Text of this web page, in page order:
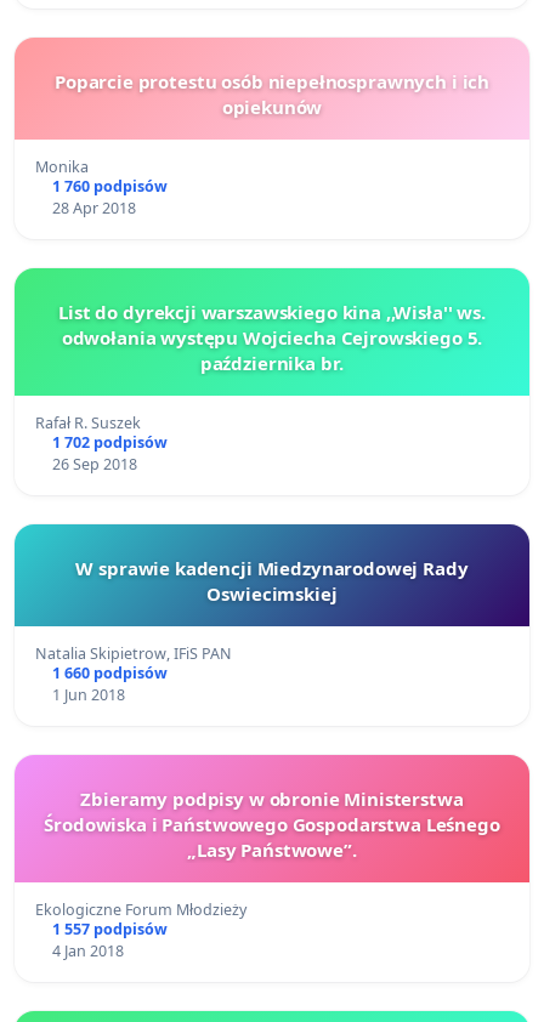
Poparcie protestu osób niepełnosprawnych i ich
opiekunów
Monika
1 760 podpisów
28 Apr 2018
List do dyrekcji warszawskiego kina ,,Wisła'' ws.
odwołania występu Wojciecha Cejrowskiego 5.
października br.
Rafał R. Suszek
1 702 podpisów
26 Sep 2018
W sprawie kadencji Miedzynarodowej Rady
Oswiecimskiej
Natalia Skipietrow, IFiS PAN
1 660 podpisów
1 Jun 2018
Zbieramy podpisy w obronie Ministerstwa
Środowiska i Państwowego Gospodarstwa Leśnego
„Lasy Państwowe”.
Ekologiczne Forum Młodzieży
1 557 podpisów
4 Jan 2018